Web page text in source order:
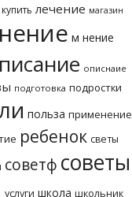
купить лечение магазин
м нение
описнаие
подготовка подростки
польза применение
ребенок светы
советф советы
услуги школа школьник